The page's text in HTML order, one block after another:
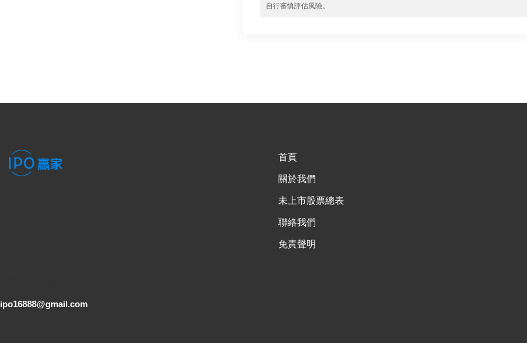
自行審慎評估風險。
首頁
關於我們
未上市股票總表
聯絡我們
免責聲明
ipo16888@gmail.com